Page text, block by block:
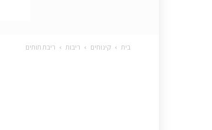
….
בית קינוחים ריבות ריבת תותים